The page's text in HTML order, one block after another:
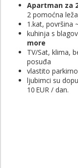
Apartman za
2 pomoćna
1.kat, površina
kuhinja s
more
TV/Sat, klima,
posuđa
vlastito
ljubimci su
10 EUR / dan.